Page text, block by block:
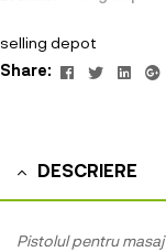
selling depot
Share:
Facebook
Twitter
DESCRIERE
Pistolul pentru